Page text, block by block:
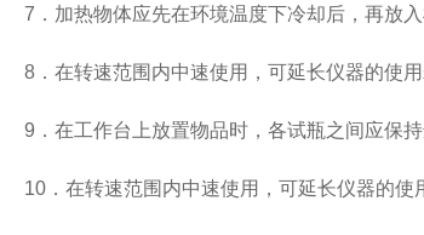
7 ．加热物体应先在环境温度下冷却后，再放
8 ．在转速范围内中速使用，可延长仪器的使用
9 ．在工作台上放置物品时，各试瓶之间应保
10 ．在转速范围内中速使用，可延长仪器的使